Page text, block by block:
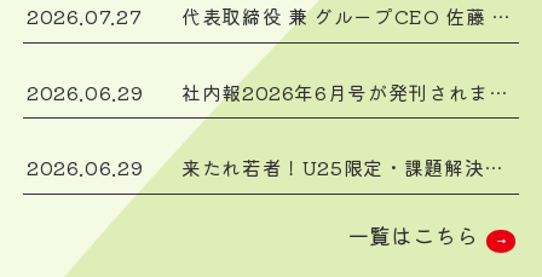
2026.07.27 代表取締役 兼 グループCEO 佐藤 肇祐 逝去のお知らせ
2026.06.29 社内報2026年6月号が発刊されました！
2026.06.29 来たれ若者！U25限定・課題解決オーディションプログラム「BREAKING WONDER」始動
一覧はこちら